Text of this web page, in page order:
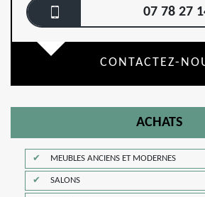
07 78 27
CONTACTEZ-
ACHATS
MEUBLES ANCIENS ET MODERNES
SALONS